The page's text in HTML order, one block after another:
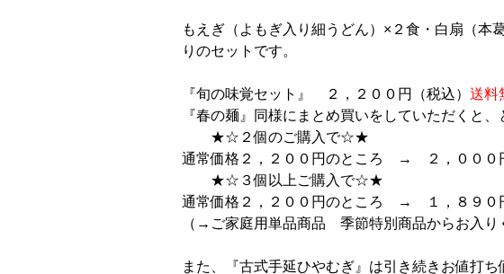
もえぎ（よもぎ入り細うどん）×２食・白扇（本
りのセットです。
『旬の味覚セット』 ２，２００円（税込） 送料
『春の麺』同様にまとめ買いをしていただくと、
★☆２個のご購入で☆★
通常価格２，２００円のところ → ２，０００
★☆３個以上ご購入で☆★
通常価格２，２００円のところ → １，８９０
（→ご家庭用単品商品 季節特別商品からお入り
また、『古式手延ひやむぎ』は引き続きお値打ち